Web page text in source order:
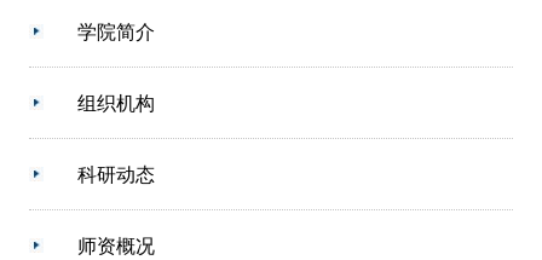
学院简介
组织机构
科研动态
师资概况